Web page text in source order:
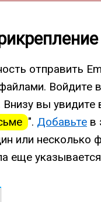
отправить
Войдите
Внизу вы увидите
". Добавьте в
или несколько
еще